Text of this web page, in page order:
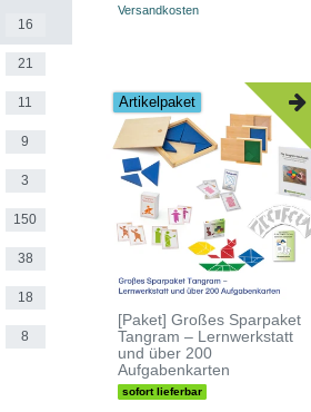
16
21
11
9
3
150
38
18
8
Versandkosten
Artikelpaket
[Paket] Großes Sparpaket
Tangram – Lernwerkstatt
und über 200
Aufgabenkarten
sofort lieferbar